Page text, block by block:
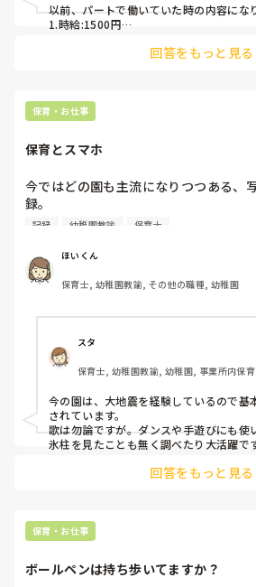
以前、パートで働いていた時の内容にな
1.時給:1500円
保育園の方針などによって異なると思う
ならないかもしれません。ただ昇給に関
回答をもっと見る
保育・お仕事
保育とスマホ
今ではどの園も主流になりつつある、
録。
デジタル化が進む保育の現場だと思い
では保育中にスマホはありですか？
ありだという園はどんな利用方法をし
スマホを保育に活用するとしたら、そ
記録 幼稚園教諭 保育士
ほいくん
保育士, 幼稚園教諭, その他の職種, 幼稚園
スタ
保育士, 幼稚園教諭, 幼稚園, 事業所内保育
今の園は、大地震を経験しているので基
されています。
歌は勿論ですが。ダンスや手遊びにも使
氷柱を見たことも無く調べたり大活躍で
回答をもっと見る
保育・お仕事
ボールペンは持ち歩いてますか？